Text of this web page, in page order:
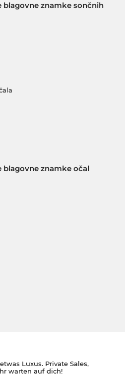
blagovne znamke sončnih
blagovne znamke očal
Luxus. Private Sales,
warten auf dich!